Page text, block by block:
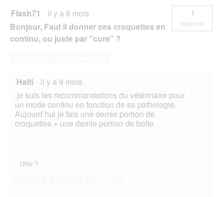
Flash71 · il y a 9 mois
Bonjour, Faut il donner ces croquettes en
continu, ou juste par "cure" ?
1
réponse
Haiti · il y a 9 mois
.je suis les recommandations du vétérinaire pour
un mode continu en fonction de sa pathologie.
Aujourd’hui je fais une demie portion de
croquettes + une demie portion de boîte.
Utile ?